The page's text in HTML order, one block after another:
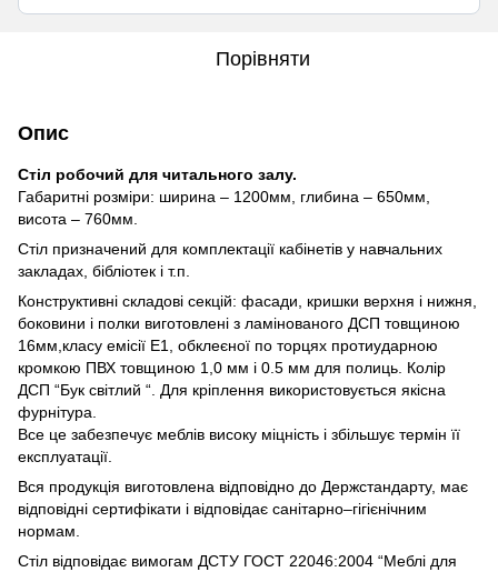
Порівняти
Опис
Стіл робочий для читального залу.
Габаритні розміри: ширина – 1200мм, глибина – 650мм,
висота – 760мм.
Стіл призначений для комплектації кабінетів у навчальних
закладах, бібліотек і т.п.
Конструктивні складові секцій: фасади, кришки верхня і нижня,
боковини і полки виготовлені з ламінованого ДСП товщиною
16мм,класу емісії Е1, обклеєної по торцях протиударною
кромкою ПВХ товщиною 1,0 мм і 0.5 мм для полиць. Колір
ДСП “Бук світлий “. Для кріплення використовується якісна
фурнітура.
Все це забезпечує меблів високу міцність і збільшує термін її
експлуатації.
Вся продукція виготовлена відповідно до Держстандарту, має
відповідні сертифікати і відповідає санітарно–гігієнічним
нормам.
Стіл відповідає вимогам ДСТУ ГОСТ 22046:2004 “Меблі для